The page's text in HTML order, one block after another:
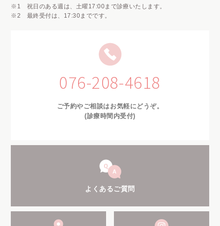
※1 祝日のある週は、土曜17:00まで診療いたします。
※2 最終受付は、17:30までです。
076-208-4618
ご予約やご相談はお気軽にどうぞ。
(診療時間内受付)
よくあるご質問